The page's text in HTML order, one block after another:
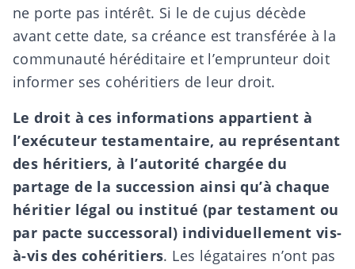
ne porte pas intérêt. Si le de cujus décède
avant cette date, sa créance est transférée à la
communauté héréditaire et l’emprunteur doit
informer ses cohéritiers de leur droit.
Le droit à ces informations appartient à
l’exécuteur testamentaire, au représentant
des héritiers, à l’autorité chargée du
partage de la succession ainsi qu’à chaque
héritier légal ou institué (par testament ou
par pacte successoral) individuellement vis-
à-vis des cohéritiers. Les légataires n’ont pas